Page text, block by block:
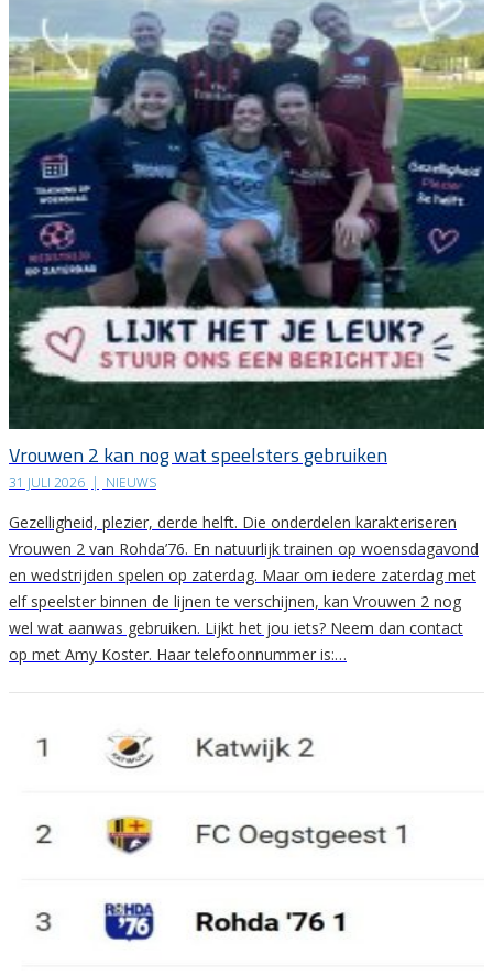
Vrouwen 2 kan nog wat speelsters gebruiken
31 JULI 2026 | NIEUWS
Gezelligheid, plezier, derde helft. Die onderdelen karakteriseren
Vrouwen 2 van Rohda’76. En natuurlijk trainen op woensdagavond
en wedstrijden spelen op zaterdag. Maar om iedere zaterdag met
elf speelster binnen de lijnen te verschijnen, kan Vrouwen 2 nog
wel wat aanwas gebruiken. Lijkt het jou iets? Neem dan contact
op met Amy Koster. Haar telefoonnummer is:…